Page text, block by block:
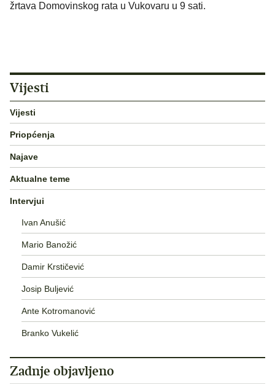
žrtava Domovinskog rata u Vukovaru u 9 sati.
Vijesti
Vijesti
Priopćenja
Najave
Aktualne teme
Intervjui
Ivan Anušić
Mario Banožić
Damir Krstičević
Josip Buljević
Ante Kotromanović
Branko Vukelić
Zadnje objavljeno